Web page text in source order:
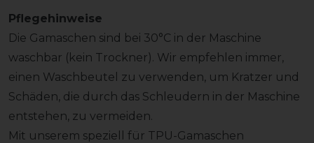
Pflegehinweise
Die Gamaschen sind bei 30°C in der Maschine
waschbar (kein Trockner). Wir empfehlen immer,
einen Waschbeutel zu verwenden, um Kratzer und
Schäden, die durch das Schleudern in der Maschine
entstehen, zu vermeiden.
Mit unserem speziell für TPU-Gamaschen